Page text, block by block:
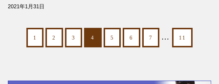
2021年1月31日
1 2 3 4 5 6 7 … 11